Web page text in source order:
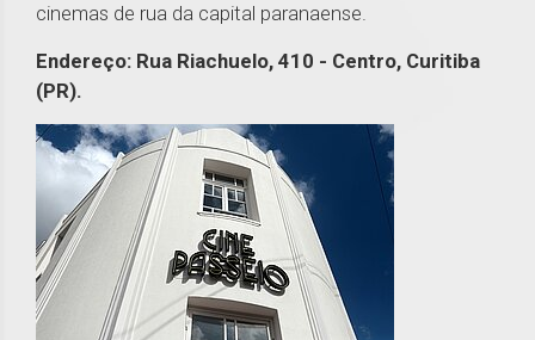
cinemas de rua da capital paranaense.
Endereço: Rua Riachuelo, 410 - Centro, Curitiba
(PR).